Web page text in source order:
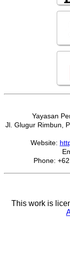
Yayasan
Jl. Glugur Rimbun,
Website:
Phone:
This work is